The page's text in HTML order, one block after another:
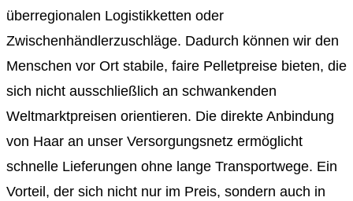
überregionalen Logistikketten oder
Zwischenhändlerzuschläge. Dadurch können wir den
Menschen vor Ort stabile, faire Pelletpreise bieten, die
sich nicht ausschließlich an schwankenden
Weltmarktpreisen orientieren. Die direkte Anbindung
von Haar an unser Versorgungsnetz ermöglicht
schnelle Lieferungen ohne lange Transportwege. Ein
Vorteil, der sich nicht nur im Preis, sondern auch in